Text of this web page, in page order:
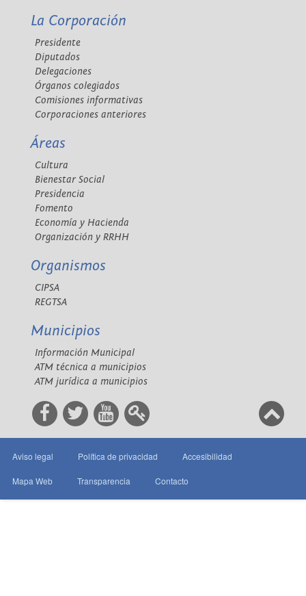
La Corporación
Presidente
Diputados
Delegaciones
Órganos colegiados
Comisiones informativas
Corporaciones anteriores
Áreas
Cultura
Bienestar Social
Presidencia
Fomento
Economía y Hacienda
Organización y RRHH
Organismos
CIPSA
REGTSA
Municipios
Información Municipal
ATM técnica a municipios
ATM jurídica a municipios
Aviso legal Política de privacidad Accesibilidad
Mapa Web Transparencia Contacto